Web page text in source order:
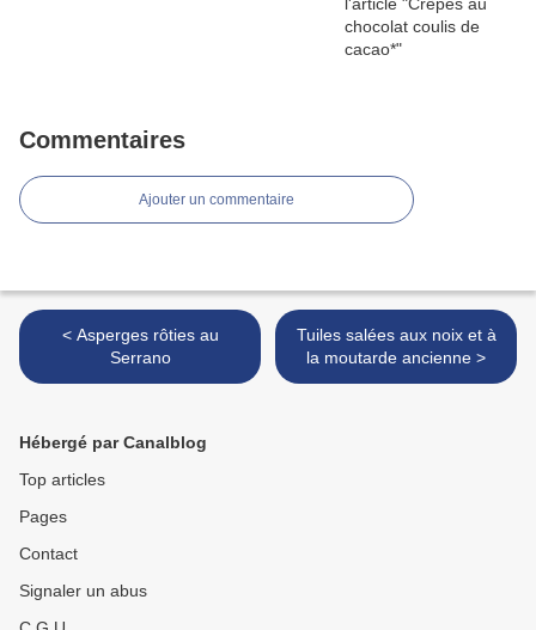
Commentaires
Ajouter un commentaire
< Asperges rôties au
Serrano
Tuiles salées aux noix et à
la moutarde ancienne >
Hébergé par Canalblog
Top articles
Pages
Contact
Signaler un abus